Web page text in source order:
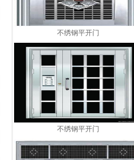
不绣钢平开门
不绣钢平开门